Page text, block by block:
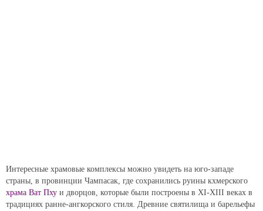
Интересные храмовые комплексы можно увидеть на юго-западе
страны, в провинции Чампасак, где сохранились руины кхмерского
храма Ват Пху и дворцов, которые были построены в XI-XIII веках в
традициях ранне-ангкорского стиля. Древние святилища и барельефы